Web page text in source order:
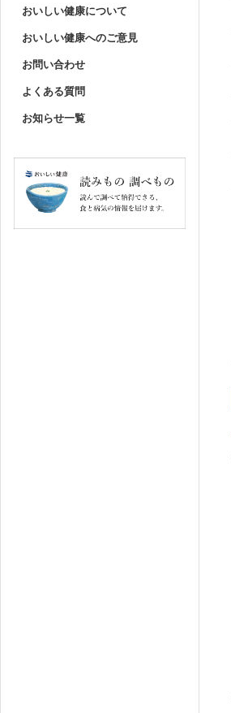
おいしい健康について
おいしい健康へのご意見
お問い合わせ
よくある質問
お知らせ一覧